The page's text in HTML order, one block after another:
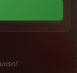
แรก!